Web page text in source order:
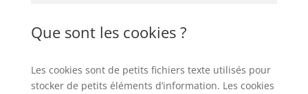
Que sont les cookies ?
Les cookies sont de petits fichiers texte utilisés pour
stocker de petits éléments d’information. Les cookies